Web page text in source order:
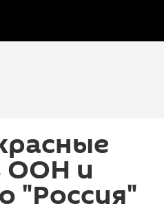
ООН и
"Россия"